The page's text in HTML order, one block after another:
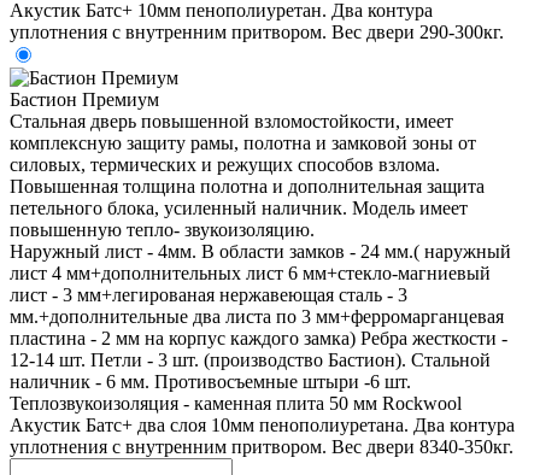
Акустик Батс+ 10мм пенополиуретан. Два контура
уплотнения с внутренним притвором. Вес двери 290-300кг.
Бастион Премиум
Стальная дверь повышенной взломостойкости, имеет
комплексную защиту рамы, полотна и замковой зоны от
силовых, термических и режущих способов взлома.
Повышенная толщина полотна и дополнительная защита
петельного блока, усиленный наличник. Модель имеет
повышенную тепло- звукоизоляцию.
Наружный лист - 4мм. В области замков - 24 мм.( наружный
лист 4 мм+дополнительных лист 6 мм+стекло-магниевый
лист - 3 мм+легированая нержавеющая сталь - 3
мм.+дополнительные два листа по 3 мм+ферромарганцевая
пластина - 2 мм на корпус каждого замка) Ребра жесткости -
12-14 шт. Петли - 3 шт. (производство Бастион). Стальной
наличник - 6 мм. Противосъемные штыри -6 шт.
Теплозвукоизоляция - каменная плита 50 мм Rockwool
Акустик Батс+ два слоя 10мм пенополиуретана. Два контура
уплотнения с внутренним притвором. Вес двери 8340-350кг.